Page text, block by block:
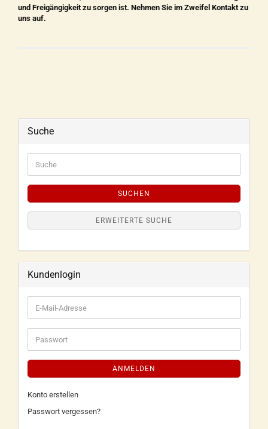
und Freigängigkeit zu sorgen ist. Nehmen Sie im Zweifel Kontakt zu
uns auf.
Suche
SUCHEN
ERWEITERTE SUCHE
Kundenlogin
ANMELDEN
Konto erstellen
Passwort vergessen?